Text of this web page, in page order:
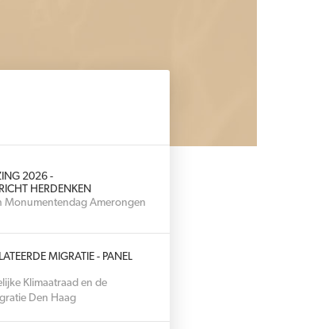
2026 -
HERDENKEN
Monumentendag Amerongen
MIGRATIE - PANEL
Klimaatraad en de
Den Haag